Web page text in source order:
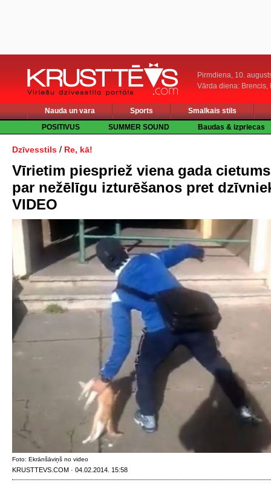
Pirmdiena, 10.
Vārda diena: Brencis,
Nauda un vara Sports
Smalkais stils
POSITIVUS
SUMMER SOUND Baudas & izpriecas
Dzīvesstils / Re, kā!
Vīrietim piespriež viena gada
par nežēlīgu izturēšanos pret
VIDEO
Foto: Ekrānšāviņš no video
KRUSTTEVS.COM · 04.02.2014. 15:58